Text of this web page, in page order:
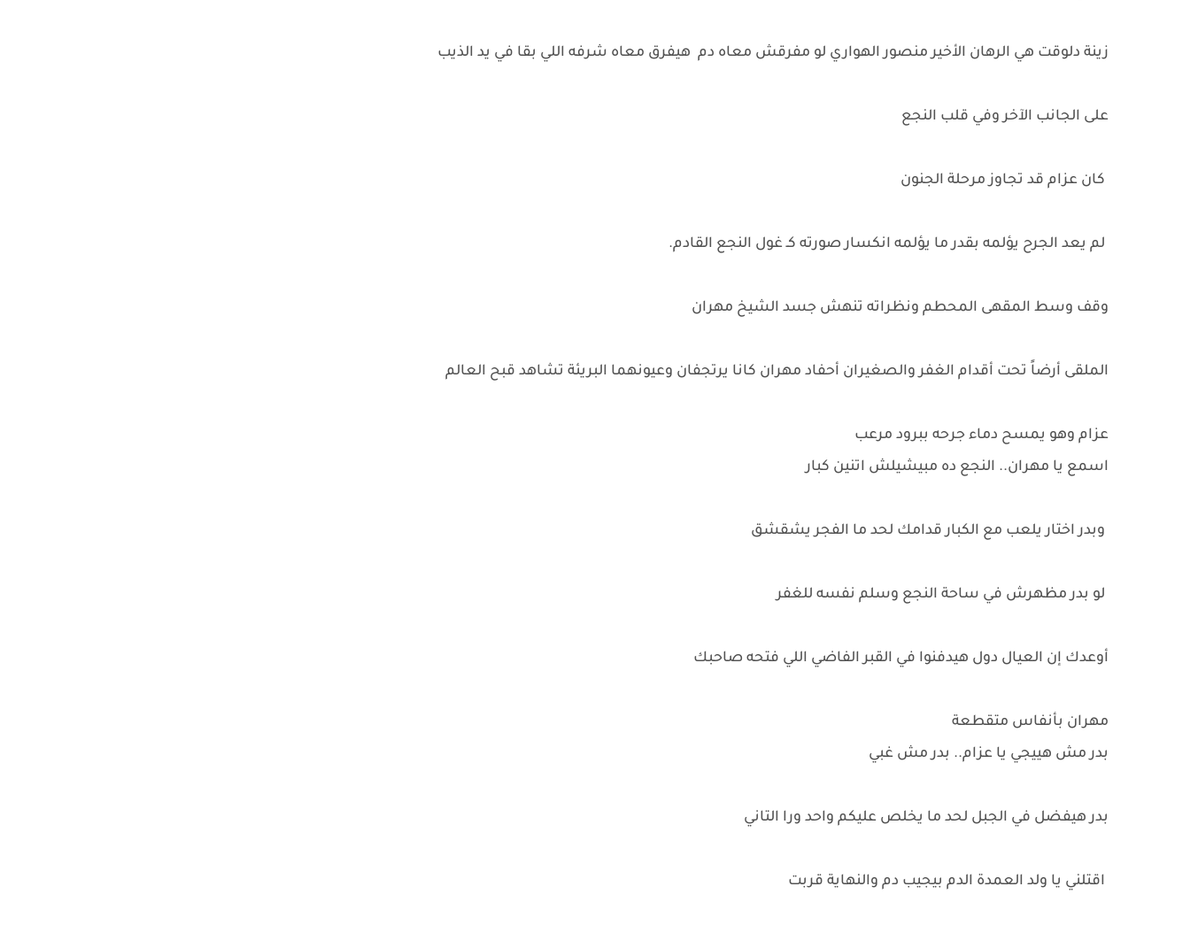
زينة دلوقت هي الرهان الأخير منصور الهواري لو مفرقش معاه دم هيفرق معاه شرفه اللي بقا في يد الذيب
على الجانب الآخر وفي قلب النجع
كان عزام قد تجاوز مرحلة الجنون
لم يعد الجرح يؤلمه بقدر ما يؤلمه انكسار صورته كـ غول النجع القادم.
وقف وسط المقهى المحطم ونظراته تنهش جسد الشيخ مهران
الملقى أرضاً تحت أقدام الغفر والصغيران أحفاد مهران كانا يرتجفان وعيونهما البريئة تشاهد قبح العالم
عزام وهو يمسح دماء جرحه ببرود مرعب
اسمع يا مهران.. النجع ده مبيشيلش اتنين كبار
وبدر اختار يلعب مع الكبار قدامك لحد ما الفجر يشقشق
لو بدر مظهرش في ساحة النجع وسلم نفسه للغفر
أوعدك إن العيال دول هيدفنوا في القبر الفاضي اللي فتحه صاحبك
مهران بأنفاس متقطعة
بدر مش هييجي يا عزام.. بدر مش غبي
بدر هيفضل في الجبل لحد ما يخلص عليكم واحد ورا التاني
اقتلني يا ولد العمدة الدم بيجيب دم والنهاية قربت